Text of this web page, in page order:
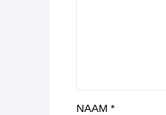
NAAM *